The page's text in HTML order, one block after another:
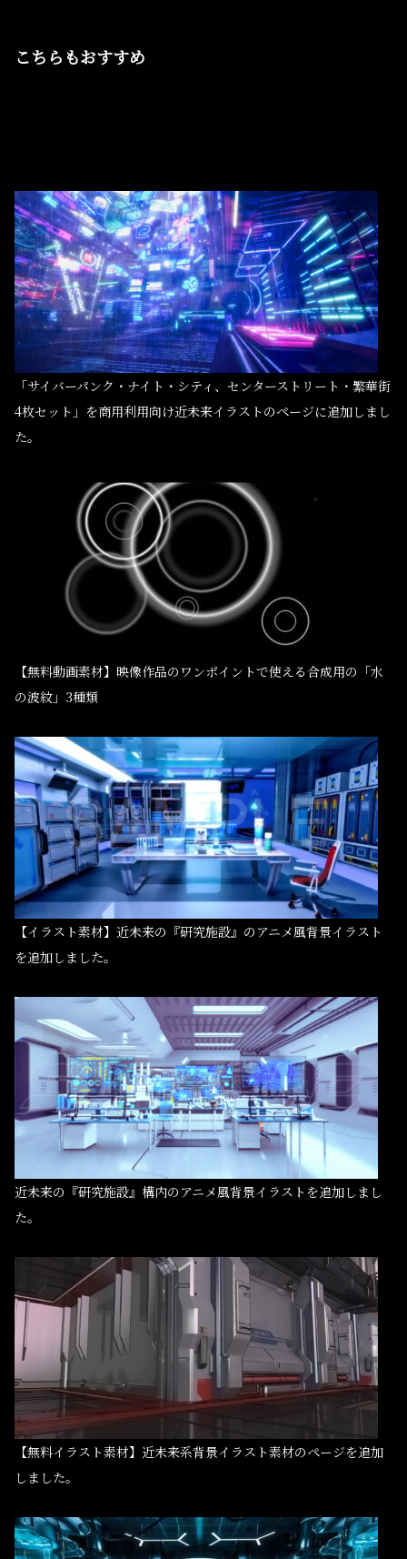
こちらもおすすめ
「サイバーパンク・ナイト・シティ、センターストリート・繁華街
4枚セット」を商用利用向け近未来イラストのページに追加しまし
た。
【無料動画素材】映像作品のワンポイントで使える合成用の「水
の波紋」3種類
【イラスト素材】近未来の『研究施設』のアニメ風背景イラスト
を追加しました。
近未来の『研究施設』構内のアニメ風背景イラストを追加しまし
た。
【無料イラスト素材】近未来系背景イラスト素材のページを追加
しました。